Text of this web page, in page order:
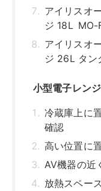
アイリスオ
ジ 18L MO-
アイリスオ
ジ 26L タ
小型電子レン
冷蔵庫上に
確認
高い位置に
AV機器の近
放熱スペー